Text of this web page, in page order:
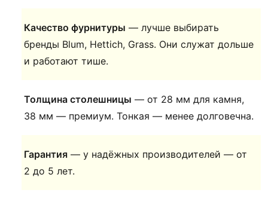
Качество фурнитуры — лучше выбирать
бренды Blum, Hettich, Grass. Они служат дольше
и работают тише.
Толщина столешницы — от 28 мм для камня,
38 мм — премиум. Тонкая — менее долговечна.
Гарантия — у надёжных производителей — от
2 до 5 лет.